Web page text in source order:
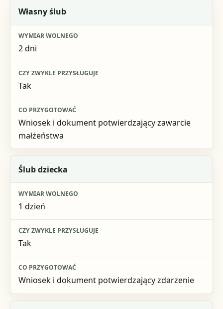
Sytuacja
Wymiar wolnego
Własny ślub
2 dni
Tak
Wniosek i dokument potwierdzający zawarcie
małżeństwa
Ślub dziecka
1 dzień
Tak
Wniosek i dokument potwierdzający zdarzenie